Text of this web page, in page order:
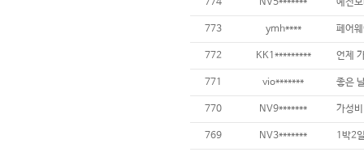
773 ymh****
772 KK1*********
771 vio*******
770 NV9******* 가성
769 NV3*******